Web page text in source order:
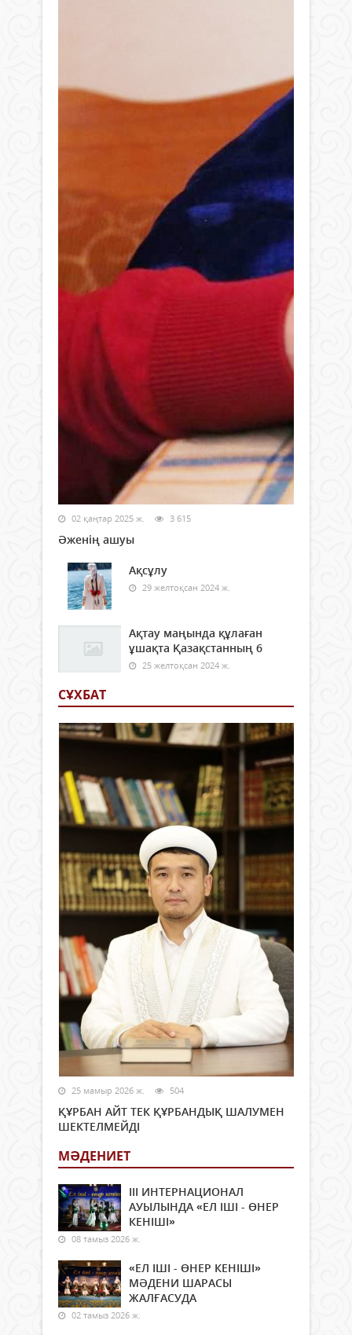
02 қаңтар 2025 ж. 3 615
Әженің ашуы
Ақсұлу
29 желтоқсан 2024 ж.
Ақтау маңында құлаған
ұшақта Қазақстанның 6
25 желтоқсан 2024 ж.
СҰХБАТ
25 мамыр 2026 ж. 504
ҚҰРБАН АЙТ ТЕК ҚҰРБАНДЫҚ ШАЛУМЕН
ШЕКТЕЛМЕЙДІ
МӘДЕНИЕТ
ІІІ ИНТЕРНАЦИОНАЛ
АУЫЛЫНДА «ЕЛ ІШІ - ӨНЕР
КЕНІШІ»
08 тамыз 2026 ж.
«ЕЛ ІШІ - ӨНЕР КЕНІШІ»
МӘДЕНИ ШАРАСЫ
ЖАЛҒАСУДА
02 тамыз 2026 ж.